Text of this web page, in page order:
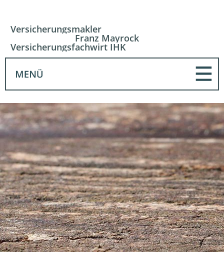
Versicherungsmakler
Franz Mayrock
Versicherungsfachwirt IHK